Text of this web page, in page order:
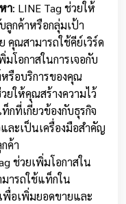
า: LINE Tag ช่วยให้
กค้าหรือกลุ่มเป้า
คุณสามารถใช้คีย์เวิร์ด
โอกาสในการเจอกับ
รือบริการของคุณ
ยให้คุณสร้างความไว้
กที่เกี่ยวข้องกับธุรกิจ
ละเป็นเครื่องมือสำคัญ
ค้า
ช่วยเพิ่มโอกาสใน
ารถใช้แท็กใน
อเพิ่มยอดขายและ